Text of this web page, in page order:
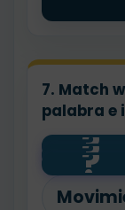
7. Match
palabra e
?
?
?
brush
teeth